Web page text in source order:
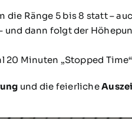
die Ränge 5 bis 8 statt –
und dann folgt der
20 Minuten „Stopped
und die feierliche